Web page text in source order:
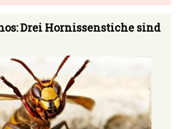
Drei Hornissenstiche sind